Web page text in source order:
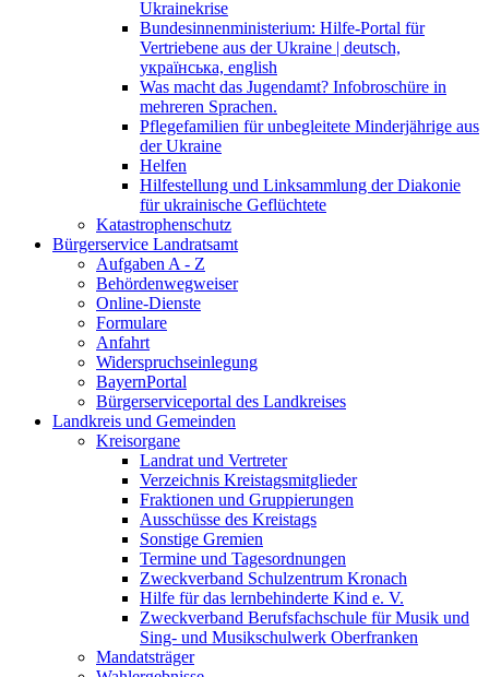
Ukrainekrise
Bundesinnenministerium: Hilfe-Portal für
Vertriebene aus der Ukraine | deutsch,
українська, english
Was macht das Jugendamt? Infobroschüre in
mehreren Sprachen.
Pflegefamilien für unbegleitete Minderjährige aus
der Ukraine
Helfen
Hilfestellung und Linksammlung der Diakonie
für ukrainische Geflüchtete
Katastrophenschutz
Bürgerservice Landratsamt
Aufgaben A - Z
Behördenwegweiser
Online-Dienste
Formulare
Anfahrt
Widerspruchseinlegung
BayernPortal
Bürgerserviceportal des Landkreises
Landkreis und Gemeinden
Kreisorgane
Landrat und Vertreter
Verzeichnis Kreistagsmitglieder
Fraktionen und Gruppierungen
Ausschüsse des Kreistags
Sonstige Gremien
Termine und Tagesordnungen
Zweckverband Schulzentrum Kronach
Hilfe für das lernbehinderte Kind e. V.
Zweckverband Berufsfachschule für Musik und
Sing- und Musikschulwerk Oberfranken
Mandatsträger